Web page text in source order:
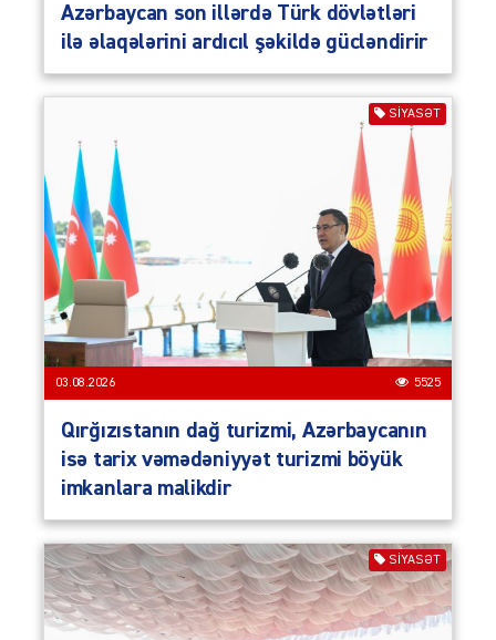
Azərbaycan son illərdə Türk dövlətləri
ilə əlaqələrini ardıcıl şəkildə gücləndirir
SIYASƏT
03.08.2026 5525
Qırğızıstanın dağ turizmi, Azərbaycanın
isə tarix vəmədəniyyət turizmi böyük
imkanlara malikdir
SIYASƏT